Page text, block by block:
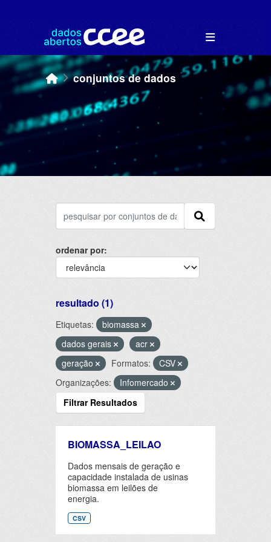
conjuntos de dados
ordenar por
resultado (1)
Etiquetas:
biomassa
dados gerais
acr
geração
Formatos:
CSV
Organizações:
Infomercado
Filtrar Resultados
BIOMASSA_LEILAO
Dados mensais de geração e
capacidade instalada de usinas
biomassa em leilões de
energia.
CSV